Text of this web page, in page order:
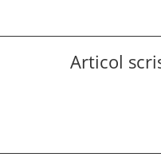
Articol